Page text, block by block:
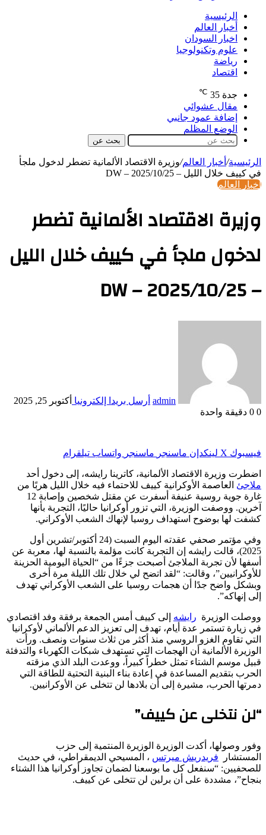
الرئيسية
أخبار العالم
اخبار السودان
علوم وتكنولوجيا
رياضة
اقتصاد
جدة 35
℃
مقال عشوائي
إضافة عمود جانبي
الوضع المظلم
بحث عن
الرئيسية/ أخبار العالم/وزيرة الاقتصاد الألمانية تضطر لدخول ملجأ
في كييف خلال الليل – DW – 2025/10/25
أخبار العالم
وزيرة الاقتصاد الألمانية تضطر
لدخول ملجأ في كييف خلال الليل
– DW – 2025/10/25
admin أرسل بريدا إلكترونيا أكتوبر 25, 2025
0
دقيقة واحدة
فيسبوك ‫X لينكدإن ماسنجر ماسنجر واتساب تيلقرام
اضطرت وزيرة الاقتصاد الألمانية، كاترينا رايشه، إلى دخول أحد
ملاجئ العاصمة الأوكرانية كييف للاحتماء فيه خلال الليل هربًا من
غارة جوية روسية عنيفة أسفرت عن مقتل شخصين وإصابة 12
آخرين. ووصفت الوزيرة، التي تزور أوكرانيا حاليًا، التجربة بأنها
كشفت لها بوضوح استهداف روسيا لإنهاك الشعب الأوكراني.
وفي مؤتمر صحفي عقدته اليوم السبت (24 أكتوبر/تشرين أول
2025)، قالت رايشه إن التجربة كانت مؤلمة بالنسبة لها، معربة عن
أسفها لأن تجربة الملاجئ أصبحت جزءًا من “الحياة اليومية الحزينة
للأوكرانيين”، وقالت: “لقد اتضح لي خلال تلك الليلة مرة أخرى
وبشكل واضح جدًا أن هجمات روسيا على الشعب الأوكراني تهدف
إلى إنهاكه”.
ووصلت الوزيرة رايشه إلى كييف أمس الجمعة برفقة وفد اقتصادي
في زيارة تستمر عدة أيام، تهدف إلى تعزيز الدعم الألماني لأوكرانيا
التي تقاوم الغزو الروسي منذ أكثر من ثلاث سنوات ونصف. ورأت
الوزيرة الألمانية أن الهجمات التي تستهدف شبكات الكهرباء والتدفئة
قبيل موسم الشتاء تمثل خطراً كبيراً، ووعدت البلد الذي مزقته
الحرب بتقديم المساعدة في إعادة بناء البنية التحتية للطاقة التي
دمرتها الحرب، مشيرة إلى أن بلادها لن تتخلى عن الأوكرانيين.
“لن نتخلى عن كييف”
وفور وصولها، أكدت الوزيرة الوزيرة المنتمية إلى حزب
المستشار فريدريش ميرتس ، المسيحي الديمقراطي، في حديث
للصحفيين: “سنفعل كل ما بوسعنا لضمان تجاوز أوكرانيا هذا الشتاء
بنجاح”، مشددة على أن برلين لن تتخلى عن كييف.